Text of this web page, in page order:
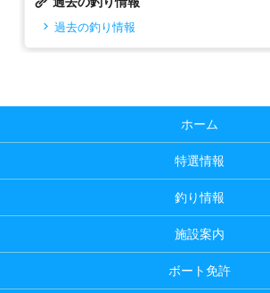
過去の釣り情報
ホーム
特選情報
釣り情報
施設案内
ボート免許